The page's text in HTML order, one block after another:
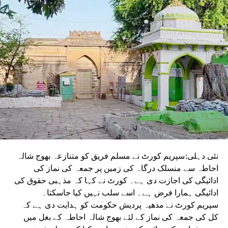
نئی دہلی:سپریم کورٹ نے مسلم فریق کو متنازعہ بھوج شالہ
احاطہ سے منسلک درگاہ کی زمین پر جمعہ کی نماز کی
ادائیگی کی اجازت دی ہے۔ کورٹ نے کہا کہ مذہبی حقوق کی
ادائیگی ہمارا فرض ہے۔ اسے سلب نہیں کیا جاسکتا۔
سپریم کورٹ نے مدھیہ پردیش حکومت کو ہدایت دی ہے کہ
کل کی جمعہ کی نماز کے لئے بھوج شالہ احاطہ کے بغل میں